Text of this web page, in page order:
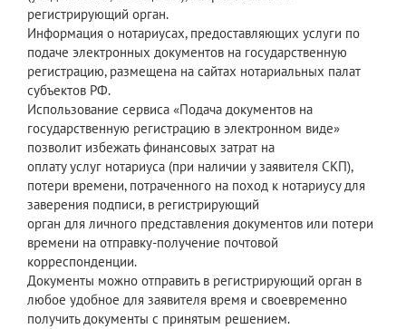
регистрирующий орган.
Информация о нотариусах, предоставляющих услуги по
подаче электронных документов на государственную
регистрацию, размещена на сайтах нотариальных палат
субъектов РФ.
Использование сервиса «Подача документов на
государственную регистрацию в электронном виде»
позволит избежать финансовых затрат на
оплату услуг нотариуса (при наличии у заявителя СКП),
потери времени, потраченного на поход к нотариусу для
заверения подписи, в регистрирующий
орган для личного представления документов или потери
времени на отправку-получение почтовой
корреспонденции.
Документы можно отправить в регистрирующий орган в
любое удобное для заявителя время и своевременно
получить документы с принятым решением.